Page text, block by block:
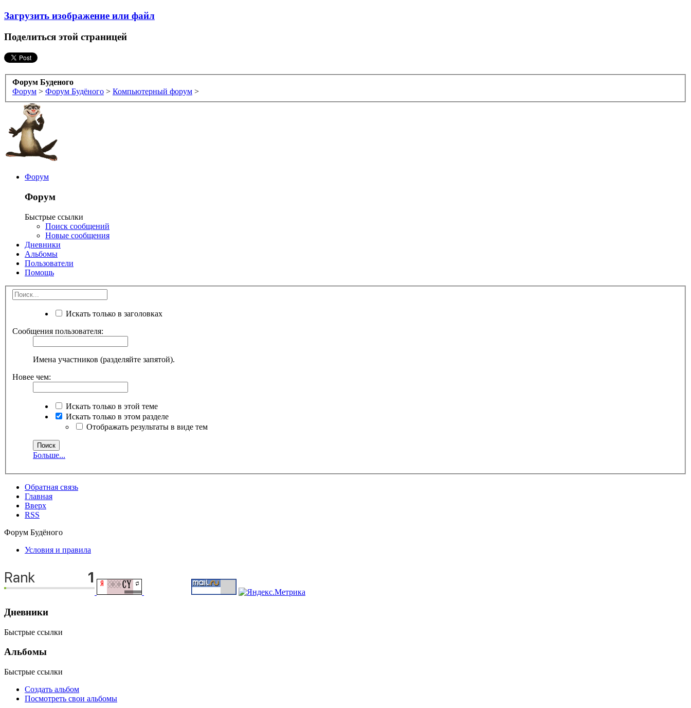
Загрузить изображение или файл
Поделиться этой страницей
Форум Буденого
Форум > Форум Будёного > Компьютерный форум >
Форум
Форум
Быстрые ссылки
Поиск сообщений
Новые сообщения
Дневники
Альбомы
Пользователи
Помощь
Искать только в заголовках
Сообщения пользователя:
Имена участников (разделяйте запятой).
Новее чем:
Искать только в этой теме
Искать только в этом разделе
Отображать результаты в виде тем
Больше...
Обратная связь
Главная
Вверх
RSS
Форум Будёного
Условия и правила
Дневники
Быстрые ссылки
Альбомы
Быстрые ссылки
Создать альбом
Посмотреть свои альбомы